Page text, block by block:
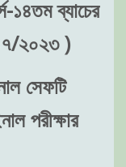
১৪তম ব্যাচের
২০২৩ )
সেফটি
পরীক্ষার